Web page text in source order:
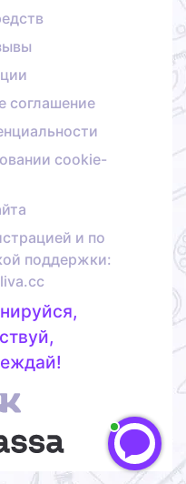
соглашение
cookie-
и по
поддержки: